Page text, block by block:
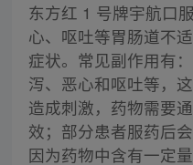
东方红 1 号牌宇航口
心、呕吐等胃肠道不
症状。常见副作用有
泻、恶心和呕吐等，
造成刺激，药物需要
效；部分患者服药后
因为药物中含有一定